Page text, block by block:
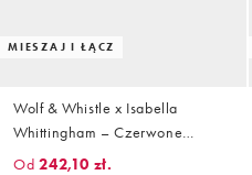
MIESZAJ I ŁĄCZ
Wolf & Whistle x Isabella
Whittingham – Czerwone
fakturowane bikini
Od 242,10 zł.